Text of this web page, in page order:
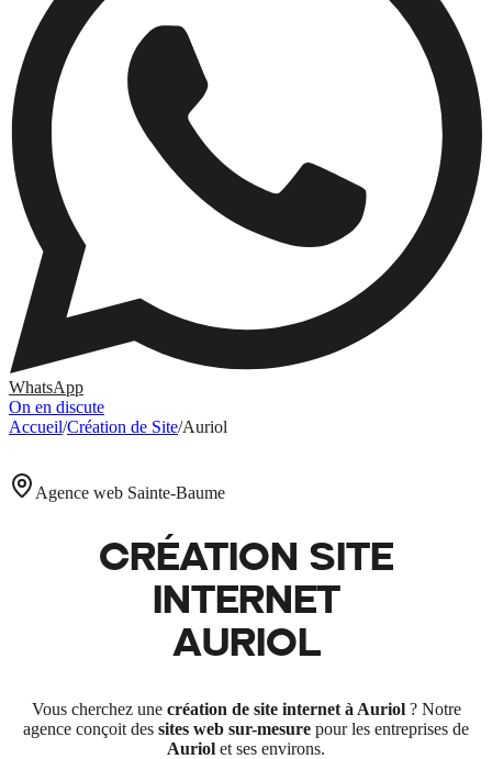
WhatsApp
On en discute
Accueil/Création de Site/Auriol
Agence web Sainte-Baume
CRÉATION SITE
INTERNET
AURIOL
Vous cherchez une création de site internet à Auriol? Notre
agence conçoit des sites web sur-mesure pour les entreprises de
Auriol et ses environs.